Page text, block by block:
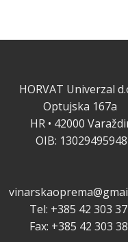
HORVAT Univerzal
Optujska 167a
HR • 42000
OIB: 13029495948
Tel: +385 42 303
Fax: +385 42 303